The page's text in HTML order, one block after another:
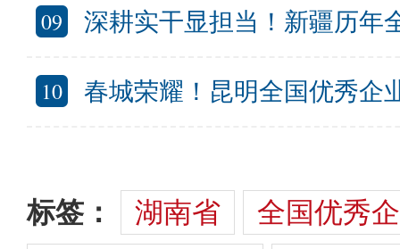
09 深耕实干显担当！新疆历年
10 春城荣耀！昆明全国优秀企
标签： 湖南省
全国优秀